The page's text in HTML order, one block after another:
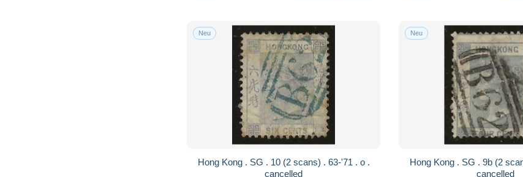
Neu
Hong Kong . SG . 10 (2 scans) . 63-'71 . o .
cancelled
Neu
Hong Kong . SG . 9b (2 scans) . 63-'71 . o .
cancelled